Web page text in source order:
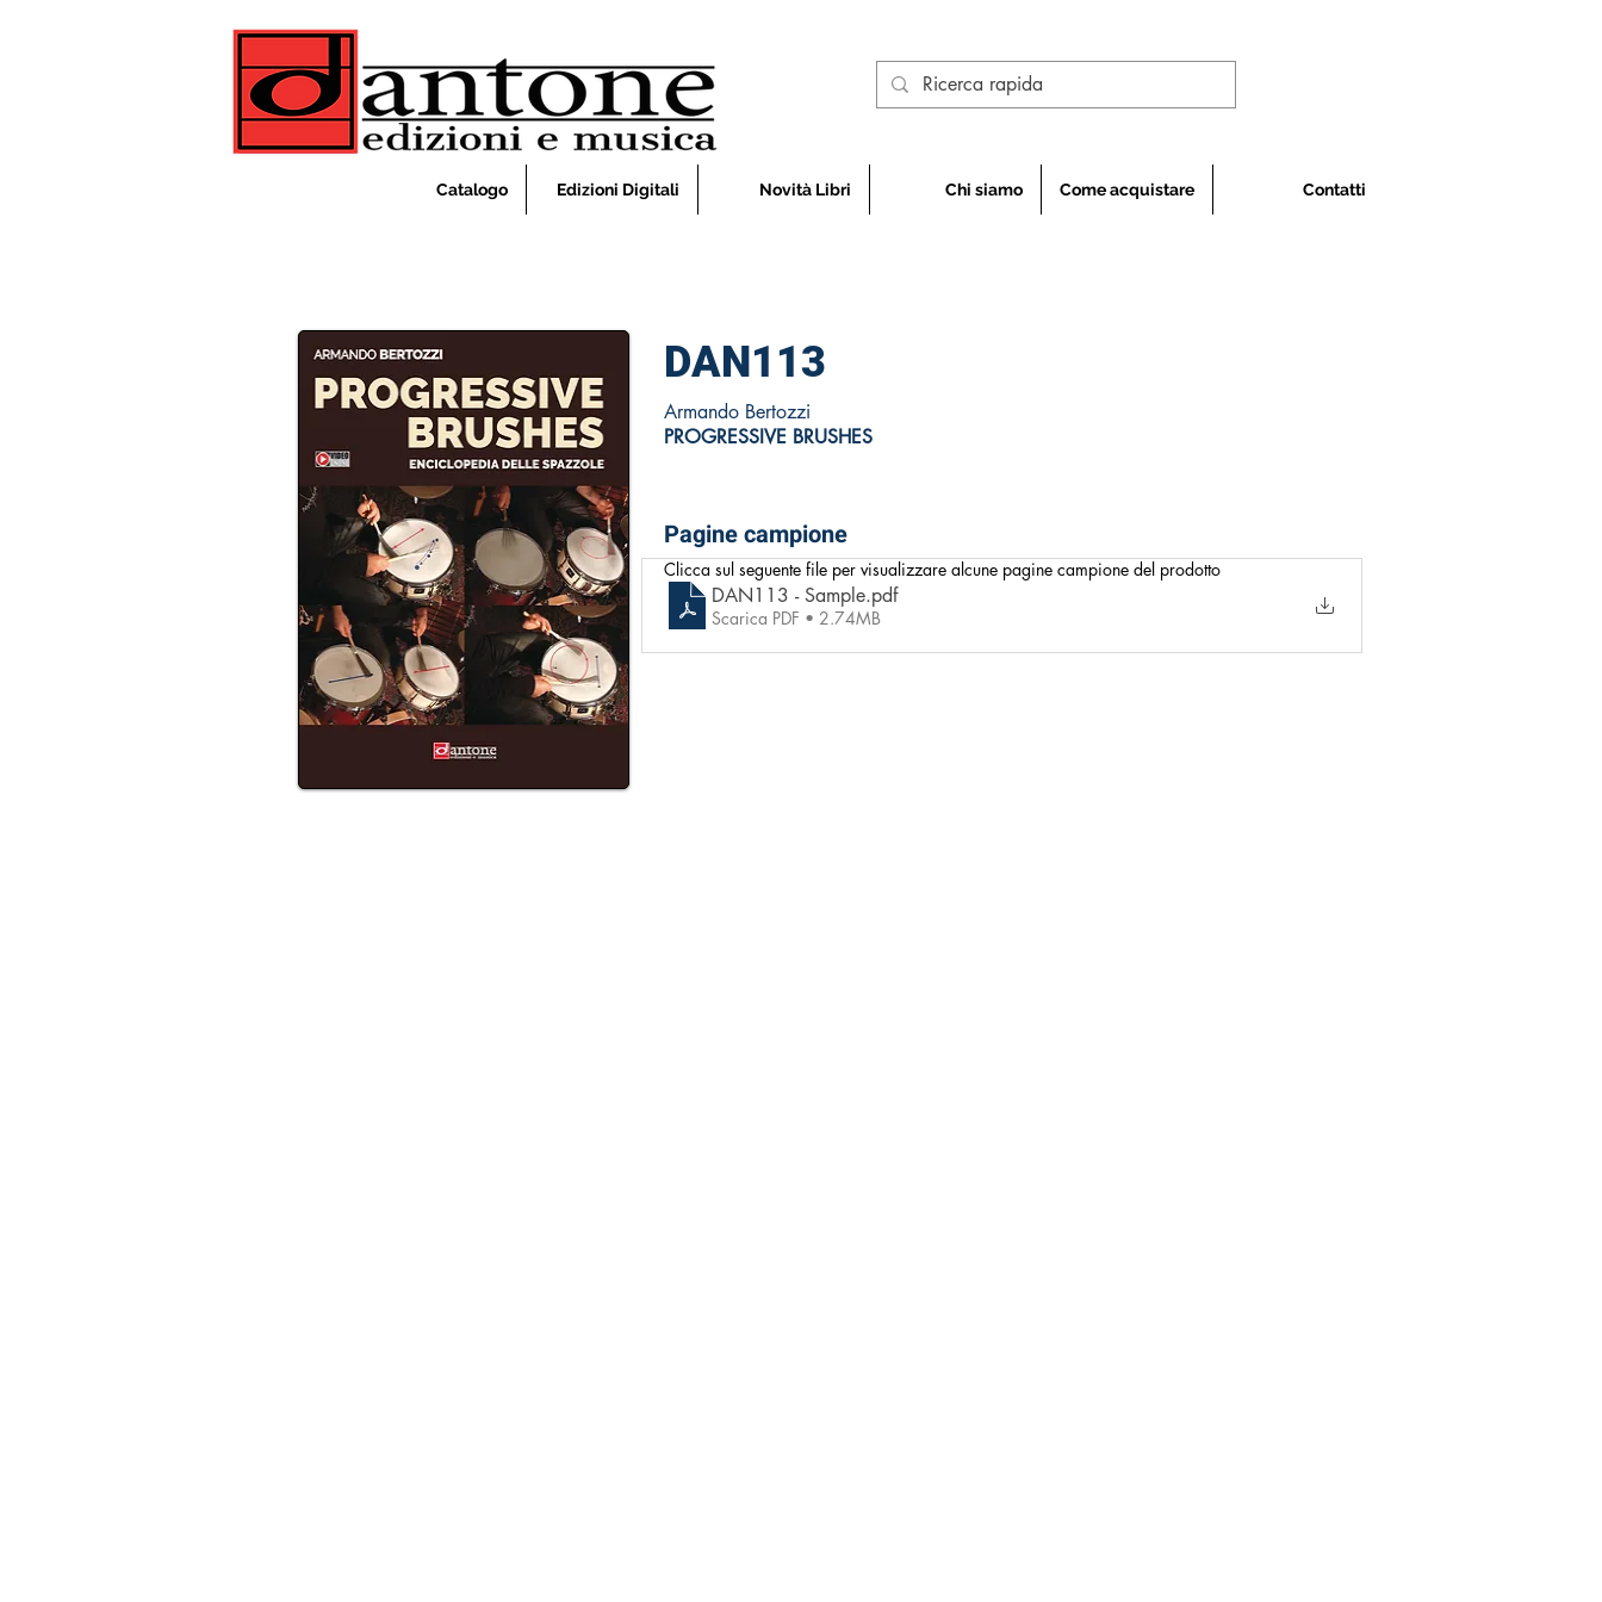
Catalogo Edizioni Digitali Novità Libri Chi siamo Come acquistare Contatti
DAN113
Armando Bertozzi
PROGRESSIVE BRUSHES
Pagine campione
DAN113 - Sample.pdf
Scarica PDF • 2.74MB
Clicca sul seguente file per visualizzare alcune pagine campione del prodotto